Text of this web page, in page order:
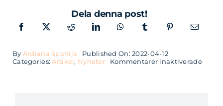
Dela denna post!
By Ardiana Spahija
Published On: 2022-04-12
Categories:Artikel, Nyheter Kommentarer inaktiveradeför